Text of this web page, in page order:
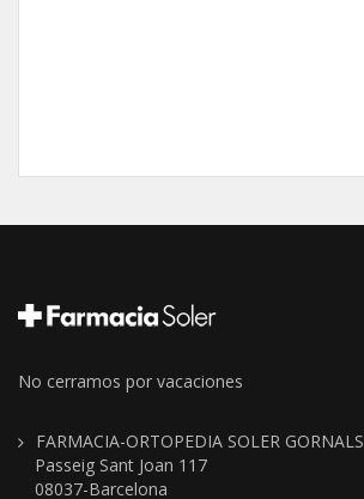
No cerramos por vacaciones
FARMACIA-ORTOPEDIA SOLER GORNALS
Passeig Sant Joan 117
08037-Barcelona